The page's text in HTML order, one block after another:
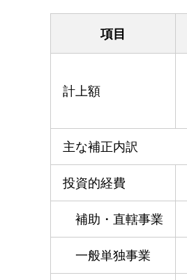
項目
計上額
主な補正内訳
投資的経費
補助・直轄事業
一般単独事業